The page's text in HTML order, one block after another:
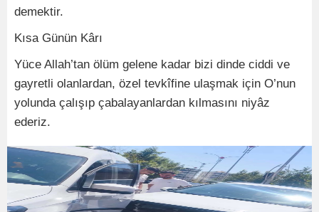
demektir.
Kısa Günün Kârı
Yüce Allah’tan ölüm gelene kadar bizi dinde ciddi ve
gayretli olanlardan, özel tevkîfine ulaşmak için O’nun
yolunda çalışıp çabalayanlardan kılmasını niyâz
ederiz.